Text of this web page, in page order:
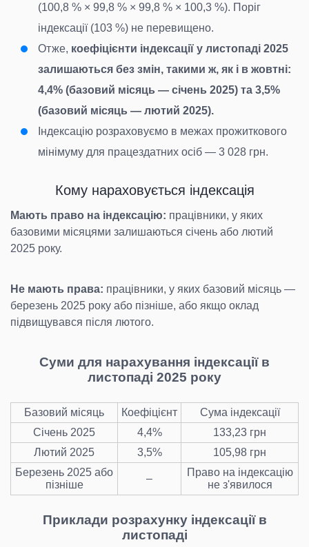
(100,8 % × 99,8 % × 99,8 % × 100,3 %). Поріг
індексації (103 %) не перевищено.
Отже, коефіцієнти індексації у листопаді 2025
залишаються без змін, такими ж, як і в жовтні:
4,4% (базовий місяць — січень 2025) та 3,5%
(базовий місяць — лютий 2025).
Індексацію розраховуємо в межах прожиткового
мінімуму для працездатних осіб — 3 028 грн.
Кому нараховується індексація
Мають право на індексацію: працівники, у яких
базовими місяцями залишаються січень або лютий
2025 року.
Не мають права: працівники, у яких базовий місяць —
березень 2025 року або пізніше, або якщо оклад
підвищувався після лютого.
Суми для нарахування індексації в
листопаді 2025 року
Базовий місяць Коефіцієнт
Сума індексації
Січень 2025
4,4%
133,23 грн
Лютий 2025
3,5%
105,98 грн
Березень 2025 або
пізніше
–
Право на індексацію
не з'явилося
Приклади розрахунку індексації в
листопаді